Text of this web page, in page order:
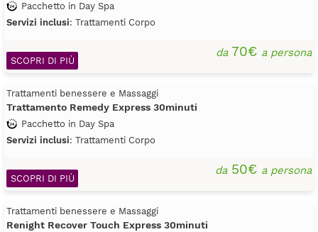
Pacchetto in Day Spa
Servizi inclusi: Trattamenti Corpo
da70€ a persona
SCOPRI DI PIÙ
Trattamenti benessere e Massaggi
Trattamento Remedy Express 30minuti
Pacchetto in Day Spa
Servizi inclusi: Trattamenti Corpo
da50€ a persona
SCOPRI DI PIÙ
Trattamenti benessere e Massaggi
Renight Recover Touch Express 30minuti